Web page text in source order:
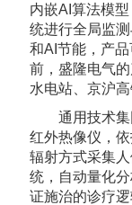
内嵌AI算法模
统进行全局监
和AI节能，产
前，盛隆电气
水电站、京沪
通用技术集
红外热像仪，
辐射方式采集
统，自动量化
证施治的诊疗